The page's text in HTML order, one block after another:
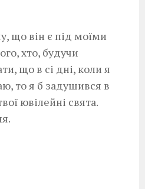
що він є під моїми
хто, будучи
що в сі дні, коли я
то я б задушився в
ювілейні свята.